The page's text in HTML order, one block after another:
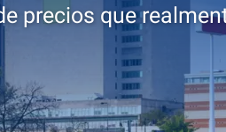
precios que
recogida